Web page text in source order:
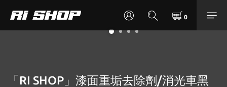
「RI SHOP」漆面重垢去除劑/消光車黑